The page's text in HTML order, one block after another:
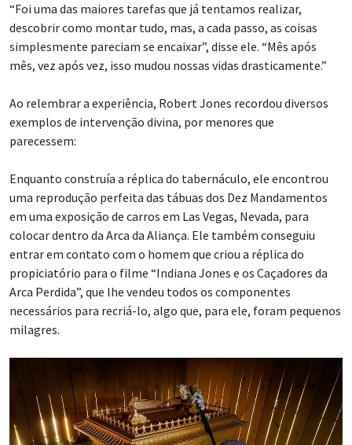
“Foi uma das maiores tarefas que já tentamos realizar,
descobrir como montar tudo, mas, a cada passo, as coisas
simplesmente pareciam se encaixar”, disse ele. “Mês após
mês, vez após vez, isso mudou nossas vidas drasticamente.”
Ao relembrar a experiência, Robert Jones recordou diversos
exemplos de intervenção divina, por menores que
parecessem:
Enquanto construía a réplica do tabernáculo, ele encontrou
uma reprodução perfeita das tábuas dos Dez Mandamentos
em uma exposição de carros em Las Vegas, Nevada, para
colocar dentro da Arca da Aliança. Ele também conseguiu
entrar em contato com o homem que criou a réplica do
propiciatório para o filme “Indiana Jones e os Caçadores da
Arca Perdida”, que lhe vendeu todos os componentes
necessários para recriá-lo, algo que, para ele, foram pequenos
milagres.